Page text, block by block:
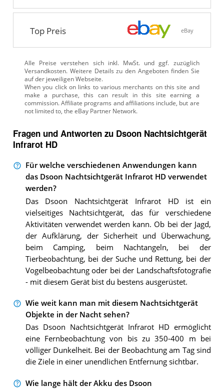
Top Preis eBay
Alle Preise verstehen sich inkl. MwSt. und ggf. zuzüglich
Versandkosten. Weitere Details zu den Angeboten finden Sie
auf der jeweiligen Webseite.
Fragen und Antworten zu Dsoon Nachtsichtgerät
Infrarot HD
Für welche verschiedenen Anwendungen kann
das Dsoon Nachtsichtgerät Infrarot HD verwendet
werden?
Das Dsoon Nachtsichtgerät Infrarot HD ist ein
vielseitiges Nachtsichtgerät, das für verschiedene
Aktivitäten verwendet werden kann. Ob bei der Jagd,
der Aufklärung, der Sicherheit und Überwachung,
beim Camping, beim Nachtangeln, bei der
Tierbeobachtung, bei der Suche und Rettung, bei der
Vogelbeobachtung oder bei der Landschaftsfotografie
- mit diesem Gerät bist du bestens ausgerüstet.
Wie weit kann man mit diesem Nachtsichtgerät
Objekte in der Nacht sehen?
Das Dsoon Nachtsichtgerät Infrarot HD ermöglicht
eine Fernbeobachtung von bis zu 350-400 m bei
völliger Dunkelheit. Bei der Beobachtung am Tag sind
die Ziele in einer unendlichen Entfernung sichtbar.
Wie lange hält der Akku des Dsoon